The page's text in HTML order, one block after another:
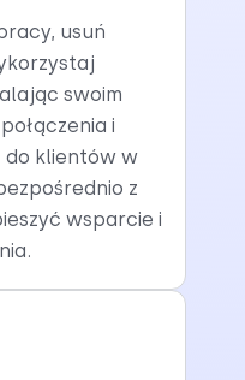
usuń
swoim
i
do klientów w
z
wsparcie i